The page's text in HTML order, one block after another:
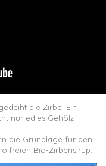
die Zirbe. Ein
nur edles Gehölz
die Grundlage für den
Bio-Zirbensirup.